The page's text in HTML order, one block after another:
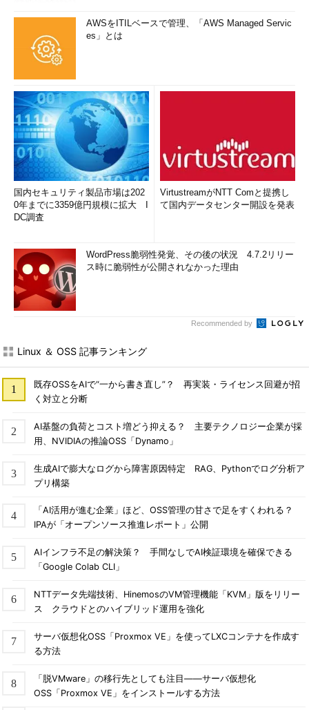
AWSをITILベースで管理、「AWS Managed Servic
es」とは
国内セキュリティ製品市場は202
0年までに3359億円規模に拡大 I
DC調査
VirtustreamがNTT Comと提携し
て国内データセンター開設を発表
WordPress脆弱性発覚、その後の状況 4.7.2リリー
ス時に脆弱性が公開されなかった理由
Recommended by
Linux ＆ OSS 記事ランキング
既存OSSをAIで“一から書き直し”？ 再実装・ライセンス回避が招
く対立と分断
AI基盤の負荷とコスト増どう抑える？ 主要テクノロジー企業が採
用、NVIDIAの推論OSS「Dynamo」
生成AIで膨大なログから障害原因特定 RAG、Pythonでログ分析ア
プリ構築
「AI活用が進む企業」ほど、OSS管理の甘さで足をすくわれる？
IPAが「オープンソース推進レポート」公開
AIインフラ不足の解決策？ 手間なしでAI検証環境を確保できる
「Google Colab CLI」
NTTデータ先端技術、HinemosのVM管理機能「KVM」版をリリー
ス クラウドとのハイブリッド運用を強化
サーバ仮想化OSS「Proxmox VE」を使ってLXCコンテナを作成す
る方法
「脱VMware」の移行先としても注目――サーバ仮想化
OSS「Proxmox VE」をインストールする方法